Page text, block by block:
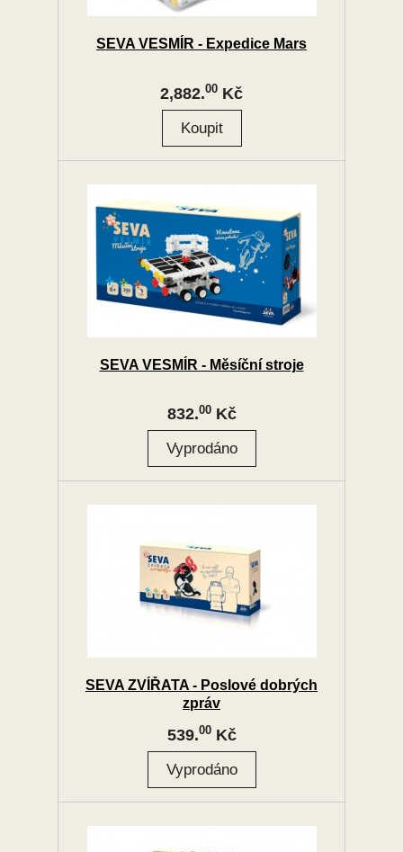
SEVA VESMÍR - Expedice Mars
2,882.00 Kč
SEVA VESMÍR - Měsíční stroje
832.00Kč
SEVA ZVÍŘATA - Poslové dobrých
zpráv
539.00Kč